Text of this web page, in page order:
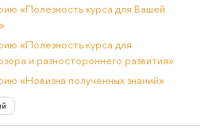
«Полезность курса для Вашей
«Полезность курса для
и разностороннего развития»
«Новизна полученных знаний»